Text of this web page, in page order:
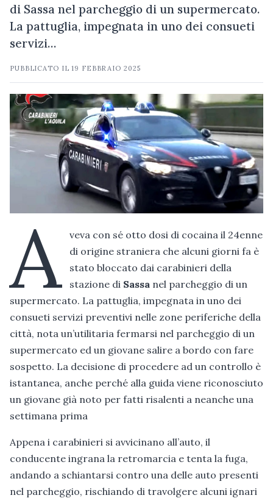
di Sassa nel parcheggio di un supermercato.
La pattuglia, impegnata in uno dei consueti
servizi…
PUBBLICATO IL19 FEBBRAIO 2025
A
veva con sé otto dosi di cocaina il 24enne
di origine straniera che alcuni giorni fa è
stato bloccato dai carabinieri della
stazione di Sassa nel parcheggio di un
supermercato. La pattuglia, impegnata in uno dei
consueti servizi preventivi nelle zone periferiche della
città, nota un’utilitaria fermarsi nel parcheggio di un
supermercato ed un giovane salire a bordo con fare
sospetto. La decisione di procedere ad un controllo è
istantanea, anche perché alla guida viene riconosciuto
un giovane già noto per fatti risalenti a neanche una
settimana prima
Appena i carabinieri si avvicinano all’auto, il
conducente ingrana la retromarcia e tenta la fuga,
andando a schiantarsi contro una delle auto presenti
nel parcheggio, rischiando di travolgere alcuni ignari